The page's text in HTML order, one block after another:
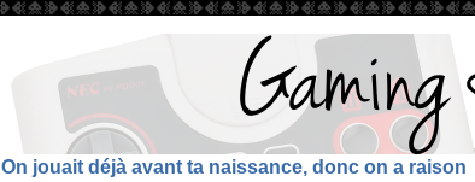
On jouait déjà avant ta naissance, donc on a raison